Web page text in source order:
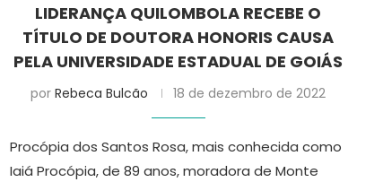
LIDERANÇA QUILOMBOLA RECEBE O
TÍTULO DE DOUTORA HONORIS CAUSA
PELA UNIVERSIDADE ESTADUAL DE GOIÁS
porRebeca Bulcão 18 de dezembro de 2022
Procópia dos Santos Rosa, mais conhecida como
Iaiá Procópia, de 89 anos, moradora de Monte